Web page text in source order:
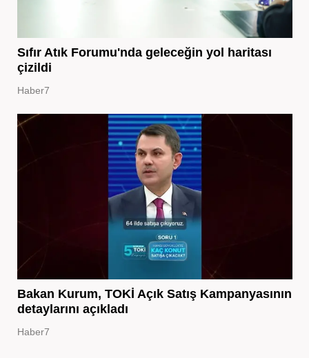
Sıfır Atık Forumu'nda geleceğin yol haritası
çizildi
Haber7
Bakan Kurum, TOKİ Açık Satış Kampanyasının
detaylarını açıkladı
Haber7